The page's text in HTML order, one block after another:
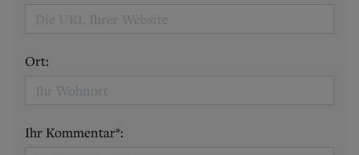
Ort:
Ihr Kommentar*: